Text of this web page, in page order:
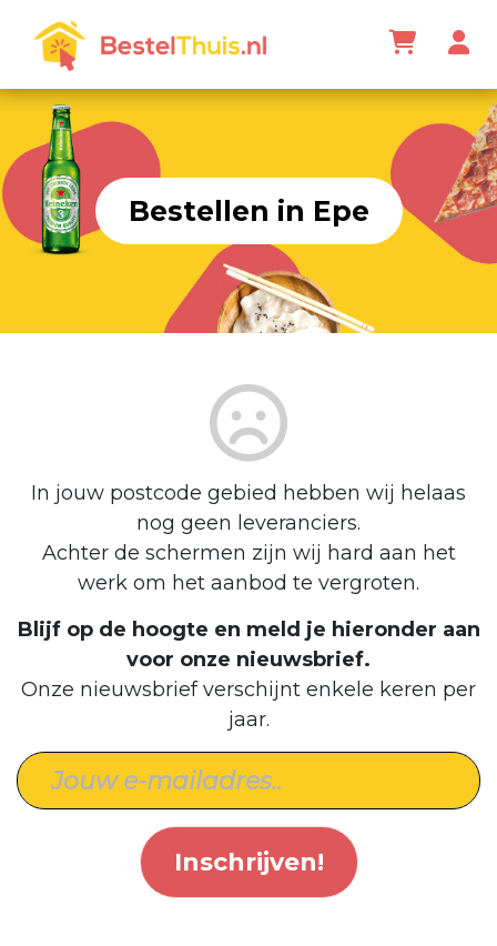
Bestellen in Epe
In jouw postcode gebied hebben wij helaas
nog geen leveranciers.
Achter de schermen zijn wij hard aan het
werk om het aanbod te vergroten.
Blijf op de hoogte en meld je hieronder aan
voor onze nieuwsbrief.
Onze nieuwsbrief verschijnt enkele keren per
jaar.
Inschrijven!